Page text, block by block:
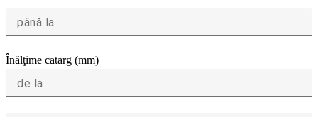
până la
Înălţime catarg (mm)
de la